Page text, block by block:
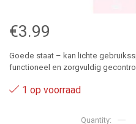
€3.99
Goede staat – kan lichte
functioneel en zorgvuldig
1 op voorraad